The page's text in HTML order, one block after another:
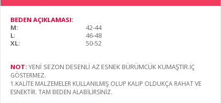
BEDEN AÇIKLAMASI:
M:
42-44
L:
46-48
XL:
50-52
NOT: YENİ SEZON DESENLİ AZ ESNEK BÜRÜMCÜK KUMAŞTIR.İÇ
GÖSTERMEZ.
1.KALİTE MALZEMELER KULLANILMIŞ OLUP KALIP OLDUKÇA RAHAT VE
ESNEKTİR. TAM BEDEN ALABİLİRSİNİZ.